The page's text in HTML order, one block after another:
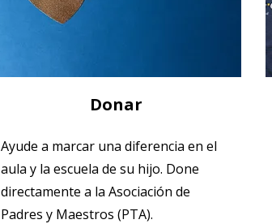
Donar
Ayude a marcar una diferencia en el
aula y la escuela de su hijo. Done
directamente a la Asociación de
Padres y Maestros (PTA).